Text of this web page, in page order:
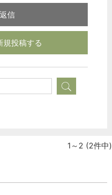
返信
規投稿する
1～2 (2件中)